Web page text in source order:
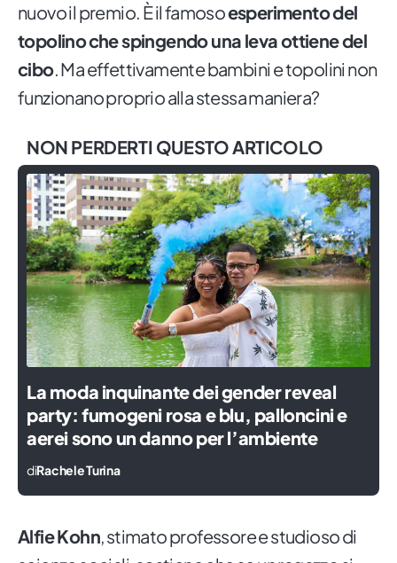
nuovo il premio. È il famosoesperimento del
topolinoche spingendo una leva ottiene del
cibo. Ma effettivamente bambini e topolini non
funzionano proprio alla stessa maniera?
NON PERDERTI QUESTO ARTICOLO
La moda inquinante dei gender reveal
party: fumogeni rosa e blu, palloncini e
aerei sono un danno per l’ambiente
diRachele Turina
Alfie Kohn, stimato professore e studioso di